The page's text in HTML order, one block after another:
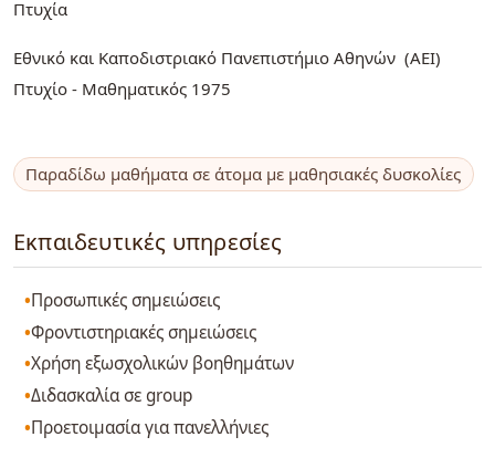
Πτυχία
Εθνικό και Καποδιστριακό Πανεπιστήμιο Αθηνών (ΑΕΙ)
Πτυχίο - Μαθηματικός 1975
Παραδίδω μαθήματα σε άτομα με μαθησιακές δυσκολίες
Εκπαιδευτικές υπηρεσίες
Προσωπικές σημειώσεις
Φροντιστηριακές σημειώσεις
Χρήση εξωσχολικών βοηθημάτων
Διδασκαλία σε group
Προετοιμασία για πανελλήνιες